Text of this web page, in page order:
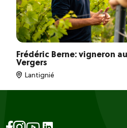
Frédéric Berne: vigneron
Vergers
Lantignié